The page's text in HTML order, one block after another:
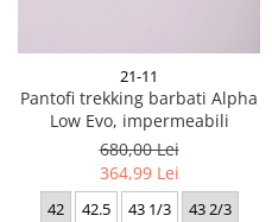
21-11
Pantofi trekking barbati Alpha
Low Evo, impermeabili
680,00 Lei
364,99 Lei
42 42.5 43 1/3 43 2/3